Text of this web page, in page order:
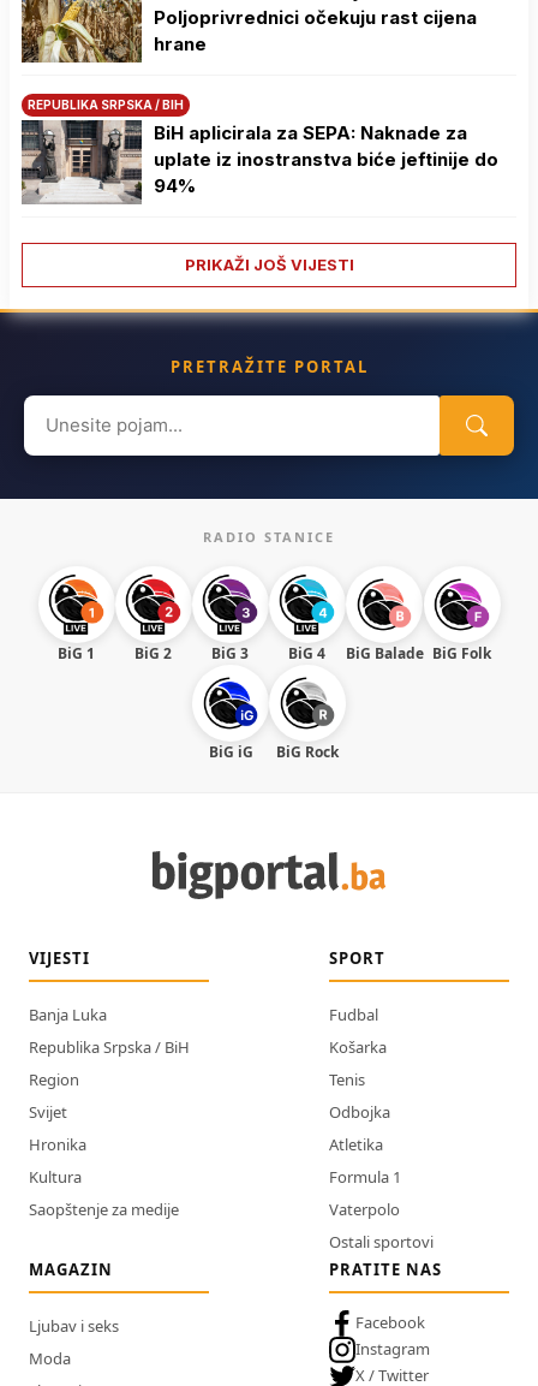
Poljoprivrednici očekuju rast cijena
hrane
REPUBLIKA SRPSKA / BIH
BiH aplicirala za SEPA: Naknade za
uplate iz inostranstva biće jeftinije do
94%
PRIKAŽI JOŠ VIJESTI
PRETRAŽITE PORTAL
Search
for:
RADIO STANICE
BiG 1 BiG 2 BiG 3 BiG 4 BiG Balade BiG Folk
BiG iG BiG Rock
VIJESTI
Banja Luka
Republika Srpska / BiH
Region
Svijet
Hronika
Kultura
Saopštenje za medije
SPORT
Fudbal
Košarka
Tenis
Odbojka
Atletika
Formula 1
Vaterpolo
Ostali sportovi
MAGAZIN
Ljubav i seks
Moda
PRATITE NAS
Facebook
Instagram
X / Twitter